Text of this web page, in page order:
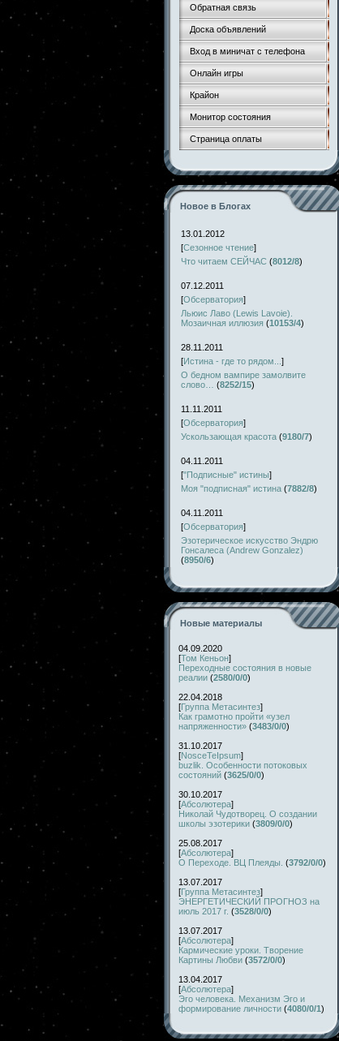
Обратная связь
Доска объявлений
Вход в миничат с телефона
Онлайн игры
Крайон
Монитор состояния
Страница оплаты
Новое в Блогах
13.01.2012
[Сезонное чтение]
Что читаем СЕЙЧАС (8012/8)
07.12.2011
[Обсерватория]
Льюис Лаво (Lewis Lavoie).
Мозаичная иллюзия (10153/4)
28.11.2011
[Истина - где то рядом... ]
О бедном вампире замолвите
слово…
(8252/15)
11.11.2011
[Обсерватория]
Ускользающая красота (9180/7)
04.11.2011
["Подписные" истины]
Моя "подписная" истина (7882/8)
04.11.2011
[Обсерватория]
Эзотерическое искусство Эндрю
Гонсалеса (Andrew Gonzalez)
(8950/6)
Новые материалы
04.09.2020
[Том Кеньон]
Переходные состояния в новые
реалии (2580/0/0)
22.04.2018
[Группа Метасинтез]
Как грамотно пройти «узел
напряженности» (3483/0/0)
31.10.2017
[NosceTeIpsum]
buzlik. Особенности потоковых
состояний (3625/0/0)
30.10.2017
[Абсолютера]
Николай Чудотворец. О создании
школы эзотерики (3809/0/0)
25.08.2017
[Абсолютера]
О Переходе. ВЦ Плеяды. (3792/0/0)
13.07.2017
[Группа Метасинтез]
ЭНЕРГЕТИЧЕСКИЙ ПРОГНОЗ на
июль 2017 г. (3528/0/0)
13.07.2017
[Абсолютера]
Кармические уроки. Творение
Картины Любви (3572/0/0)
13.04.2017
[Абсолютера]
Эго человека. Механизм Эго и
формирование личности (4080/0/1)